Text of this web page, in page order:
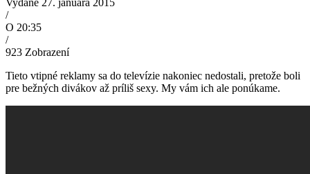
/
O 20:35
/
923 Zobrazení
Tieto vtipné reklamy sa do televízie nakoniec nedostali, pretože boli
pre bežných divákov až príliš sexy. My vám ich ale ponúkame.